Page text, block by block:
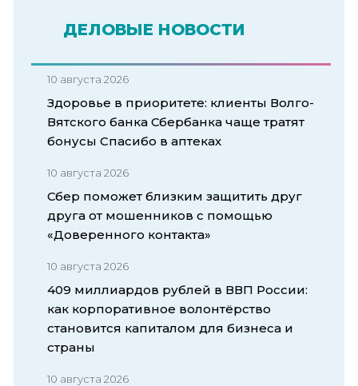
ДЕЛОВЫЕ НОВОСТИ
10 августа 2026
Здоровье в приоритете: клиенты Волго-
Вятского банка Сбербанка чаще тратят
бонусы Спасибо в аптеках
10 августа 2026
Сбер поможет близким защитить друг
друга от мошенников с помощью
«Доверенного контакта»
10 августа 2026
409 миллиардов рублей в ВВП России:
как корпоративное волонтёрство
становится капиталом для бизнеса и
страны
10 августа 2026